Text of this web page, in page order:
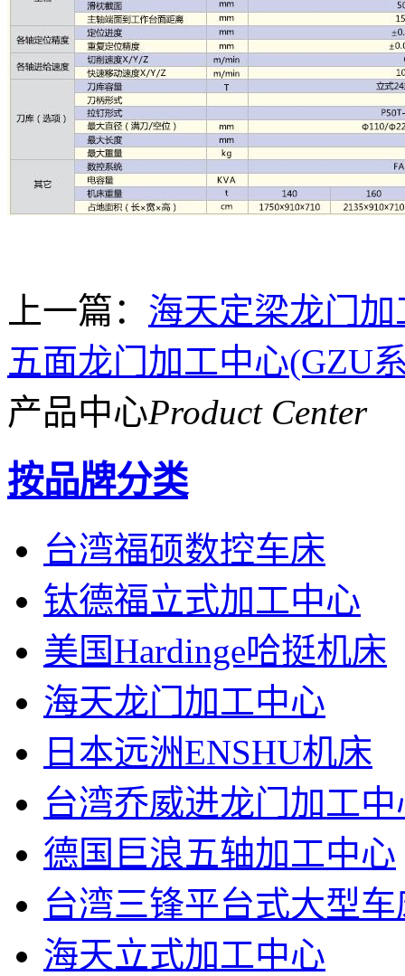
上一篇： 海天定梁龙门
五面龙门加工中心(GZU
产品中心Product Center
按品牌分类
台湾福硕数控车床
钛德福立式加工中心
美国Hardinge哈挺机床
海天龙门加工中心
日本远洲ENSHU机床
台湾乔威进龙门加工中
德国巨浪五轴加工中心
台湾三锋平台式大型车
海天立式加工中心